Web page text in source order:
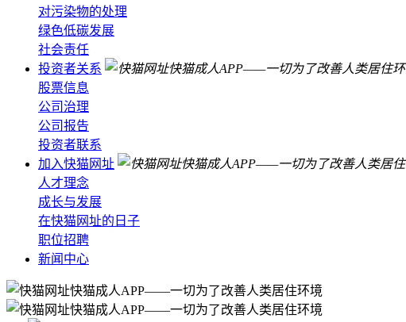
对污染物的处理
绿色低碳发展
社会责任
投资者关系
股票信息
公司治理
公司报告
投资者联系
加入快猫网址
人才理念
成长与发展
在快猫网址的日子
职位招聘
新闻中心